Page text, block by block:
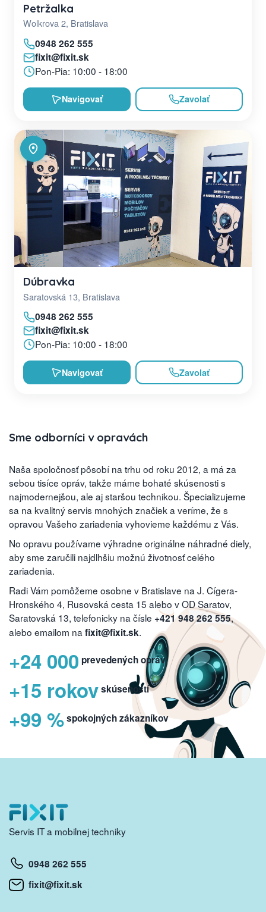
Petržalka
Wolkrova 2, Bratislava
0948 262 555
fixit@fixit.sk
Pon-Pia: 10:00 - 18:00
Navigovať Zavolať
Dúbravka
Saratovská 13, Bratislava
0948 262 555
fixit@fixit.sk
Pon-Pia: 10:00 - 18:00
Navigovať Zavolať
Sme odborníci v opravách
Naša spoločnosť pôsobí na trhu od roku 2012, a má za
sebou tisíce opráv, takže máme bohaté skúsenosti s
najmodernejšou, ale aj staršou technikou. Špecializujeme
sa na kvalitný servis mnohých značiek a veríme, že s
opravou Vašeho zariadenia vyhovieme každému z Vás.
No opravu používame výhradne originálne náhradné diely,
aby sme zaručili najdlhšiu možnú životnosť celého
zariadenia.
Radi Vám pomôžeme osobne v Bratislave na J. Cígera-
Hronského 4, Rusovská cesta 15 alebo v OD Saratov,
Saratovská 13, telefonicky na čísle +421 948 262 555,
alebo emailom na fixit@fixit.sk.
+24 000 prevedených opráv
+15 rokovskúseností
+99 %spokojných zákazníkov
Servis IT a mobilnej techniky
0948 262 555
fixit@fixit.sk